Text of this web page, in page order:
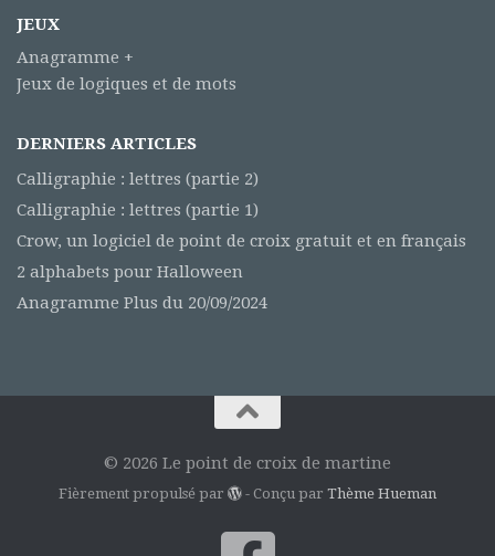
JEUX
Anagramme +
Jeux de logiques et de mots
DERNIERS ARTICLES
Calligraphie : lettres (partie 2)
Calligraphie : lettres (partie 1)
Crow, un logiciel de point de croix gratuit et en français
2 alphabets pour Halloween
Anagramme Plus du 20/09/2024
© 2026 Le point de croix de martine
Fièrement propulsé par - Conçu parThème Hueman